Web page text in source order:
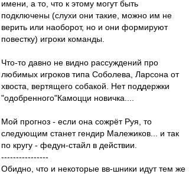
имени, а то, что к этому могут быть
подключены (слухи они такие, можно им не
верить или наоборот, но и они формируют
повестку) игроки команды.
Что-то давно не видно рассуждений про
любимых игроков типа Соболева, Ларсона от
хвоста, вертящего собакой. Нет поддержки
"одобренного"Камоцци новичка....
Мой прогноз - если она сожрёт Руя, то
следующим станет гендир Малежиков... и так
по кругу - федун-стайл в действии.
----------------
Обидно, что и некоторые вв-шники идут тем же